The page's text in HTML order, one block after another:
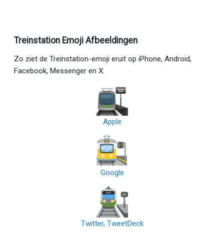
Treinstation Emoji Afbeeldingen
Zo ziet de Treinstation-emoji eruit op iPhone, Android,
Facebook, Messenger en X:
Apple
Google
Twitter, TweetDeck